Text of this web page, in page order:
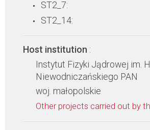
ST2_7:
ST2_14:
Host institution :
Instytut Fizyki Jądrowej im.
Niewodniczańskiego PAN
woj. małopolskie
Other projects carried out by